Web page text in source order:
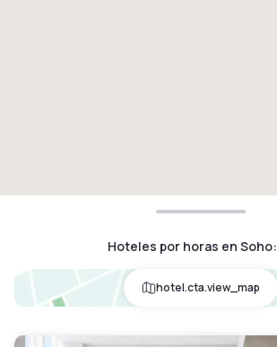
Hoteles por horas en Soho:
hotel.cta.view_map